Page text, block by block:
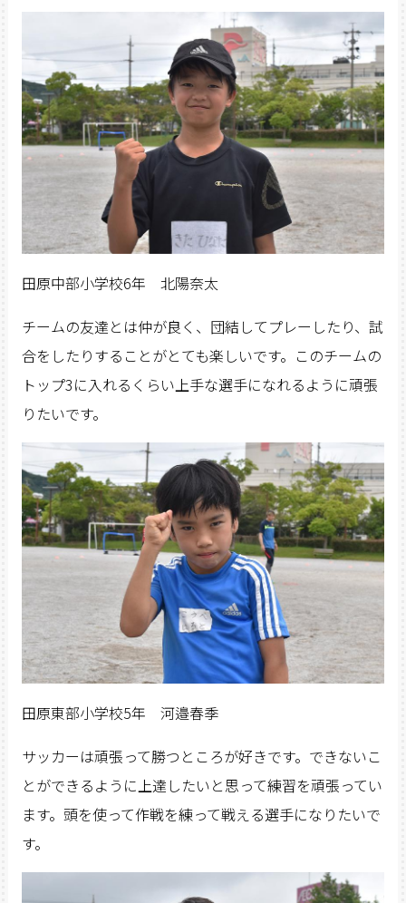
田原中部小学校6年 北陽奈太
チームの友達とは仲が良く、団結してプレーしたり、試
合をしたりすることがとても楽しいです。このチームの
トップ3に入れるくらい上手な選手になれるように頑張
りたいです。
田原東部小学校5年 河邉春季
サッカーは頑張って勝つところが好きです。できないこ
とができるように上達したいと思って練習を頑張ってい
ます。頭を使って作戦を練って戦える選手になりたいで
す。